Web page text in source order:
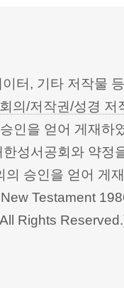
터, 기타 저작물
의/저작권/성경 저
인을 얻어 게재하
성서공회와 약정
승인을 얻어 게
Testament
Rights